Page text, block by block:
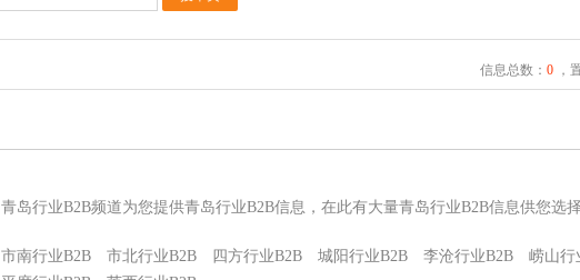
信息总数： 0，
青岛行业B2B频道为您提供青岛行业B2B信息，在此有大量青岛行业B2B信息供您选
市南行业B2B 市北行业B2B 四方行业B2B 城阳行业B2B 李沧行业B2B 崂山行